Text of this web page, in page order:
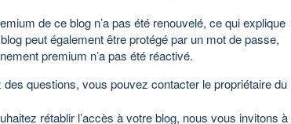
de ce blog n’a pas été renouvelé, ce qui explique
peut également être protégé par un mot de passe,
premium n’a pas été réactivé.
des questions, vous pouvez contacter le propriétaire du
rétablir l’accès à votre blog, nous vous invitons à